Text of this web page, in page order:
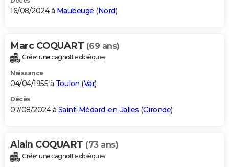
16/08/2024 à Maubeuge (Nord)
Marc COQUART (69 ans)
Créer une cagnotte obsèques
Naissance
04/04/1955 à Toulon (Var)
Décès
07/08/2024 à Saint-Médard-en-Jalles (Gironde)
Alain COQUART (73 ans)
Créer une cagnotte obsèques